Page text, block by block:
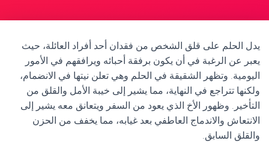
يدل الحلم على قلق الشخص من فقدان أحد أفراد العائلة، حيث
يعبر عن الرغبة في أن يكون برفقة أحبائه ويرافقهم في الأمور
اليومية. وتظهر الشقيقة في الحلم وهي تعلن نيتها في الانضمام،
ولكنها تتراجع في النهاية، مما يشير إلى خيبة الأمل والقلق من
التأخير. وظهور الأخ الذي يعود من السفر ويتعانق معه يشير إلى
الانتعاش والاندماج العاطفي بعد غيابه، مما يخفف من الحزن
والقلق السابق.